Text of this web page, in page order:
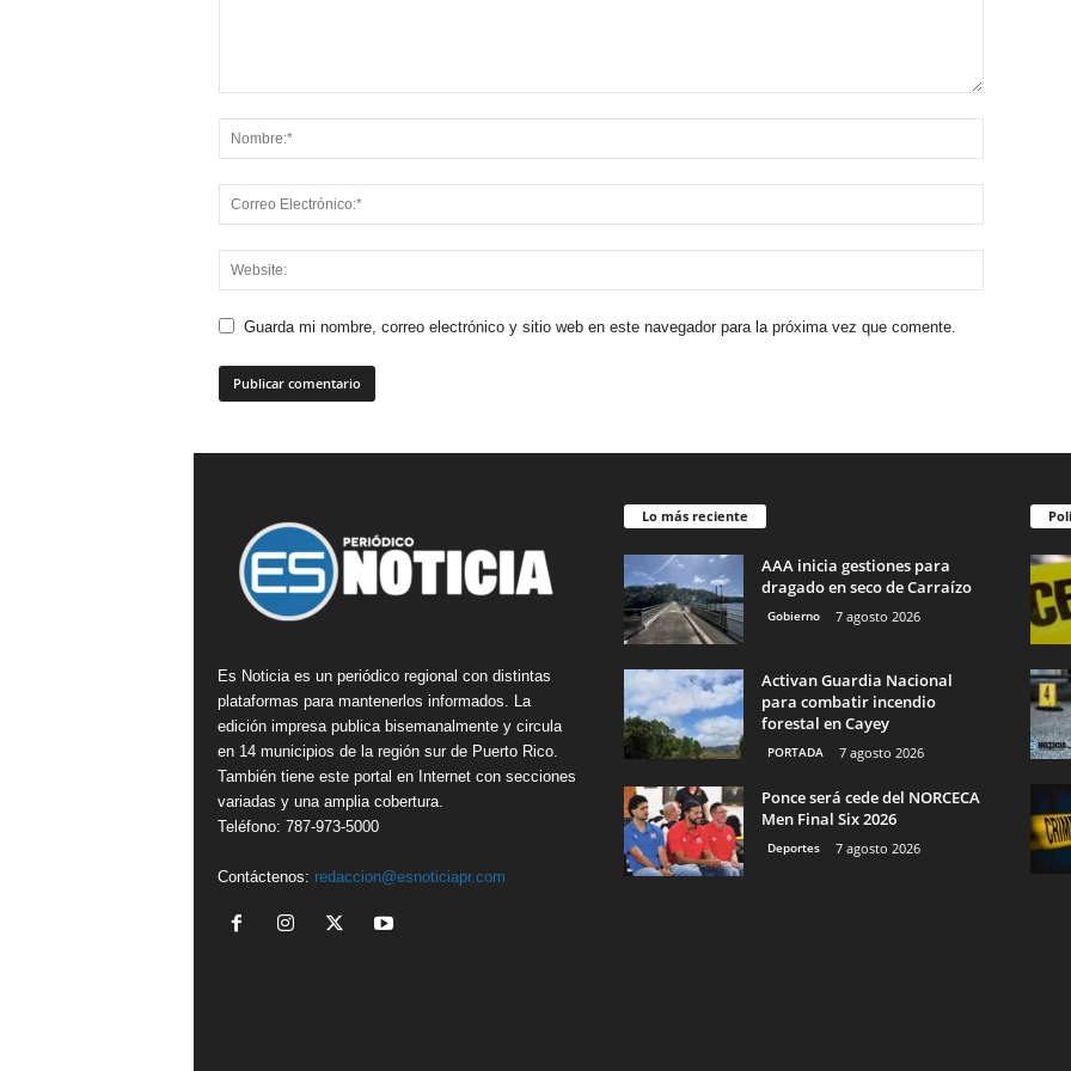
Guarda mi nombre, correo electrónico y sitio web en este navegador para la próxima vez que comente.
Es Noticia es un periódico regional con distintas
plataformas para mantenerlos informados. La
edición impresa publica bisemanalmente y circula
en 14 municipios de la región sur de Puerto Rico.
También tiene este portal en Internet con secciones
variadas y una amplia cobertura.
Teléfono: 787-973-5000
Contáctenos: redaccion@esnoticiapr.com
Lo más reciente
AAA inicia gestiones para
dragado en seco de Carraízo
Gobierno 7 agosto 2026
Activan Guardia Nacional
para combatir incendio
forestal en Cayey
PORTADA 7 agosto 2026
Ponce será cede del NORCECA
Men Final Six 2026
Deportes 7 agosto 2026